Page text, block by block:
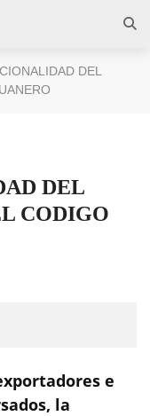
DEL
DEL
CODIGO
e
la